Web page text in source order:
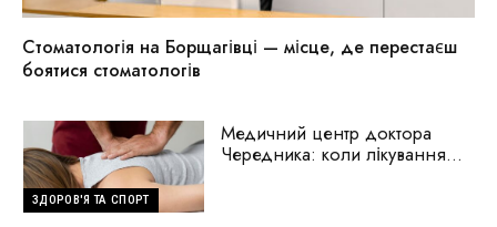
Стоматологія на Борщагівці — місце, де перестаєш
боятися стоматологів
ЗДОРОВ'Я ТА СПОРТ
Медичний центр доктора
Чередника: коли лікування